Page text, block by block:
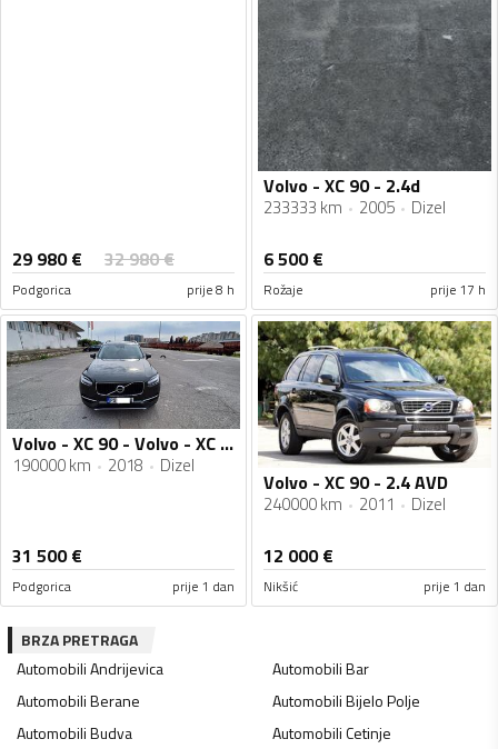
29 980€ 32 980€
Podgorica prije 8 h
Volvo - XC 90 - 2.4d
233333 km 2005 Dizel
6 500€
Rožaje prije 17 h
Volvo - XC 90 - Volvo - XC 90 - 2.0 D5 AWD
190000 km 2018 Dizel
31 500€
Podgorica prije 1 dan
Volvo - XC 90 - 2.4 AVD
240000 km 2011 Dizel
12 000€
Nikšić prije 1 dan
BRZA PRETRAGA
AutomobiliAndrijevica AutomobiliBar
AutomobiliBerane AutomobiliBijelo Polje
AutomobiliBudva AutomobiliCetinje